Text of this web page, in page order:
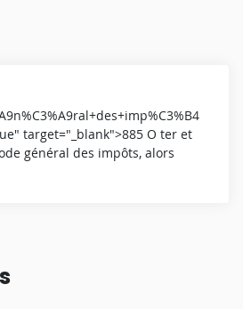
target="_blank">885 O ter et
général des impôts, alors